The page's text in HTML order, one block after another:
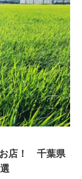
お店！ 千葉県